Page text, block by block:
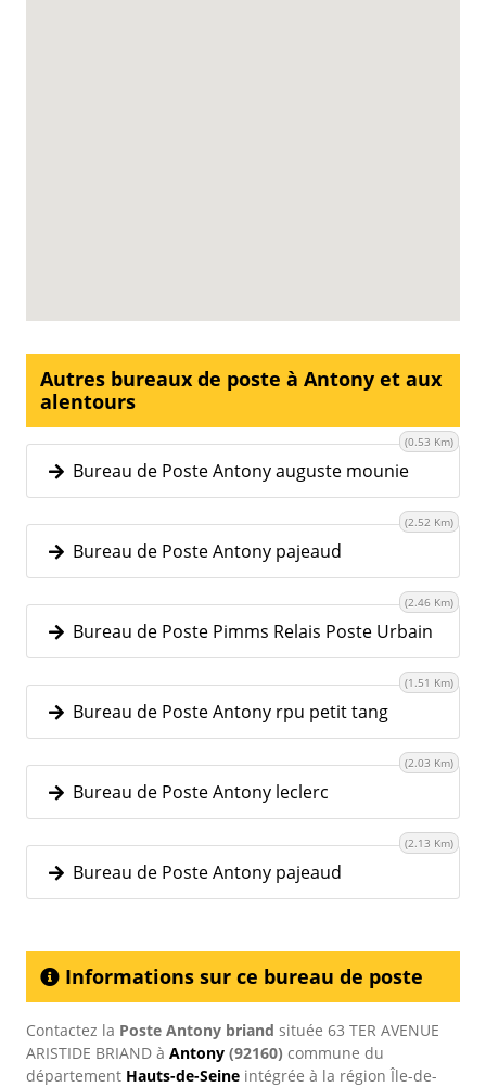
Autres bureaux de poste à Antony et aux
alentours
Bureau de Poste Antony auguste mounie
(0.53 Km)
Bureau de Poste Antony pajeaud
(2.52 Km)
Bureau de Poste Pimms Relais Poste Urbain
(2.46 Km)
Bureau de Poste Antony rpu petit tang
(1.51 Km)
Bureau de Poste Antony leclerc
(2.03 Km)
Bureau de Poste Antony pajeaud
(2.13 Km)
Informations sur ce bureau de poste
Contactez la Poste Antony briand située 63 TER AVENUE
ARISTIDE BRIAND à Antony (92160) commune du
département Hauts-de-Seine intégrée à la région Île-de-